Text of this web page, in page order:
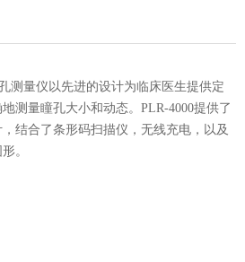
测量仪以先进的设计为临床医生提供定
测量瞳孔大小和动态。PLR-4000提供了
结合了条形码扫描仪，无线充电，以及
。